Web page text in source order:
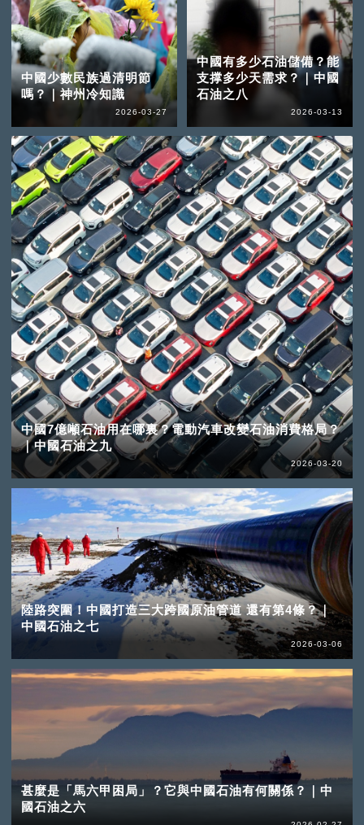
中國少數民族過清明節
嗎？｜神州冷知識
2026-03-27
中國7億噸石油用在哪裏？電動汽車改變石油消費格局？
｜中國石油之九
2026-03-20
中國有多少石油儲備？能
支撑多少天需求？｜中國
石油之八
2026-03-13
陸路突圍！中國打造三大跨國原油管道 還有第4條？｜
中國石油之七
2026-03-06
甚麼是「馬六甲困局」？它與中國石油有何關係？｜中
國石油之六